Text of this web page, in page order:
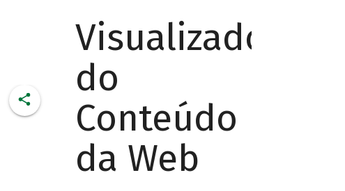
Visualizador
do
Conteúdo
da Web